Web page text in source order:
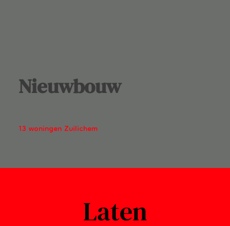
Nieuwbouw
13 woningen Zuilichem
Laten